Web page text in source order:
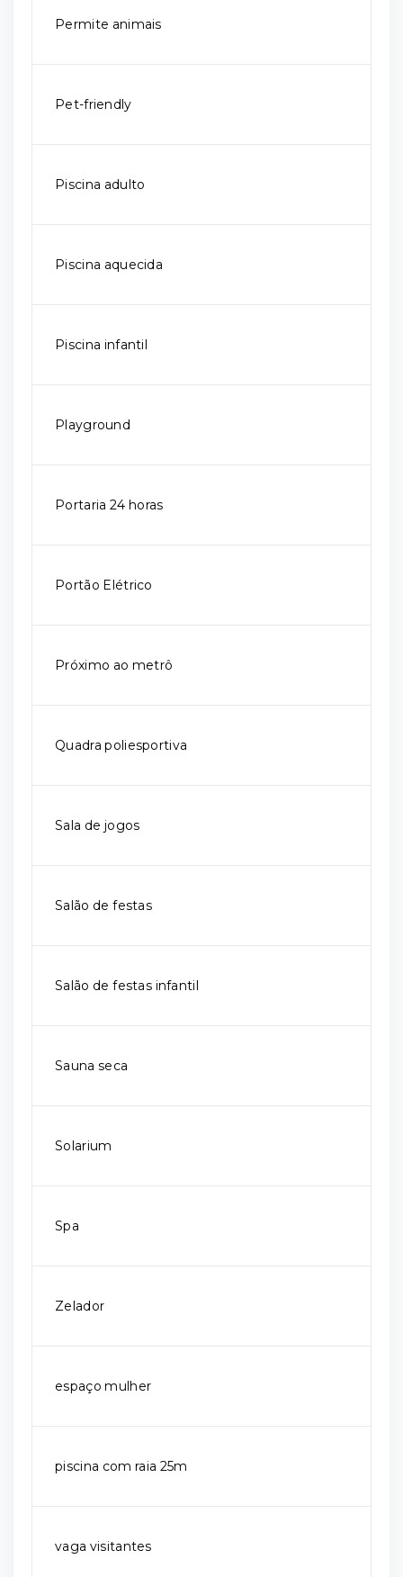
Permite animais
Pet-friendly
Piscina adulto
Piscina aquecida
Piscina infantil
Playground
Portaria 24 horas
Portão Elétrico
Próximo ao metrô
Quadra poliesportiva
Sala de jogos
Salão de festas
Salão de festas infantil
Sauna seca
Solarium
Spa
Zelador
espaço mulher
piscina com raia 25m
vaga visitantes